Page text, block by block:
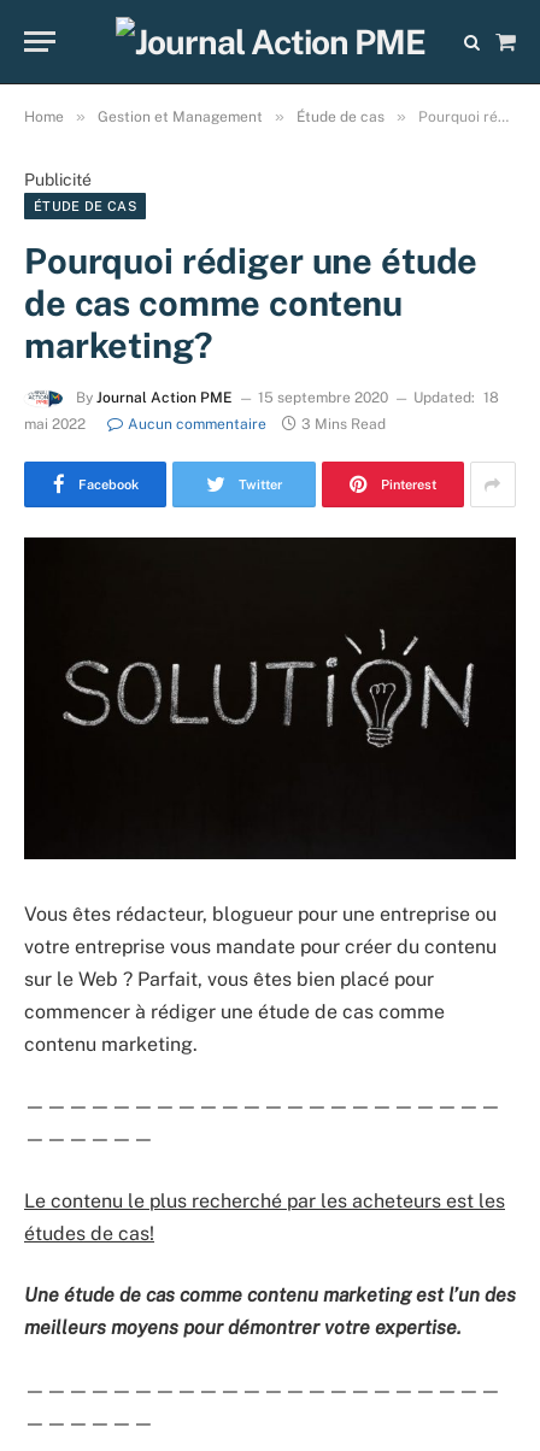
Cart
Home » Gestion et Management » Étude de cas » Pourquoi rédiger une étude de cas comme contenu marketing?
Publicité
ÉTUDE DE CAS
Pourquoi rédiger une étude
de cas comme contenu
marketing?
By Journal Action PME 15 septembre 2020 Updated: 18
mai 2022
Aucun commentaire 3 Mins Read
Facebook Twitter Pinterest
Vous êtes rédacteur, blogueur pour une entreprise ou
votre entreprise vous mandate pour créer du contenu
sur le Web ? Parfait, vous êtes bien placé pour
commencer à rédiger une étude de cas comme
contenu marketing.
——————————————————————
——————
Le contenu le plus recherché par les acheteurs est les
études de cas!
Une étude de cas comme contenu marketing est l’un des
meilleurs moyens pour démontrer votre expertise.
——————————————————————
——————